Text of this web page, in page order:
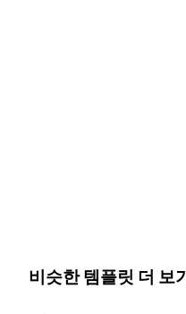
비슷한 템플릿 더 보기